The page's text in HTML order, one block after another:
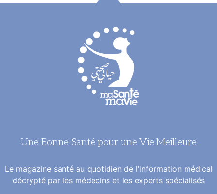
Une Bonne Santé pour une Vie Meilleure
Le magazine santé au quotidien de l'information médical
décrypté par les médecins et les experts spécialisés